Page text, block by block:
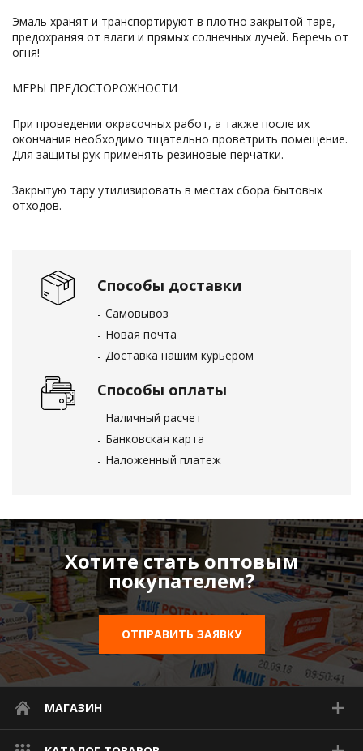
Способы доставки
Самовывоз
Новая почта
Доставка нашим курьером
Способы оплаты
Наличный расчет
Банковская карта
Наложенный платеж
Эмаль хранят и транспортируют в плотно закрытой таре,
предохраняя от влаги и прямых солнечных лучей. Беречь от
огня!
МЕРЫ ПРЕДОСТОРОЖНОСТИ
При проведении окрасочных работ, а также после их
окончания необходимо тщательно проветрить помещение.
Для защиты рук применять резиновые перчатки.
Закрытую тару утилизировать в местах сбора бытовых
отходов.
Хотите стать оптовым
покупателем?
ОТПРАВИТЬ ЗАЯВКУ
МАГАЗИН